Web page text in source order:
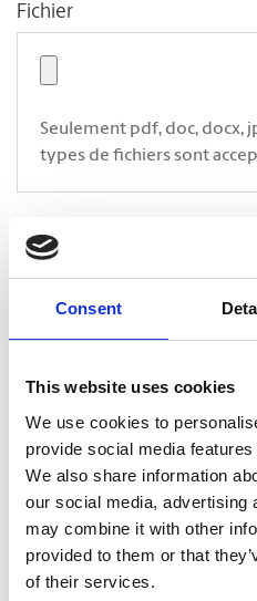
Consent
This website uses cookies
We use cookies to
provide social media
We also share information
our social media, advertising
may combine it with other
provided to them or that
of their services.
Fichier
Seulement pdf, doc, docx,
types de fichiers sont
CAPTCHA